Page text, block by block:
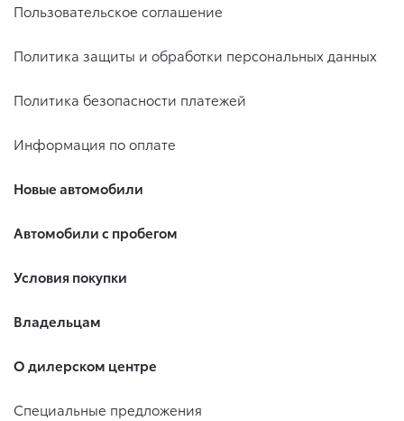
Пользовательское соглашение
Политика защиты и обработки персональных данных
Политика безопасности платежей
Информация по оплате
Новые автомобили
Автомобили с пробегом
Условия покупки
Владельцам
О дилерском центре
Специальные предложения